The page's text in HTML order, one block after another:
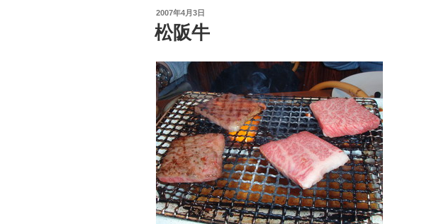
投
稿
日:
2007年4月3日
松阪牛